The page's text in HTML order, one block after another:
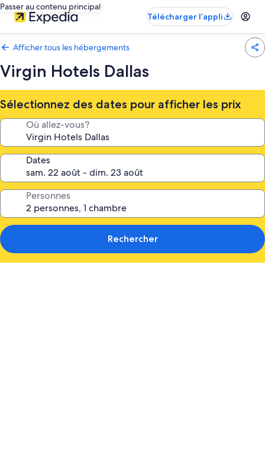
Passer au contenu principal
Télécharger l’appli
Afficher tous les hébergements
Virgin Hotels Dallas
Sélectionnez des dates pour afficher les prix
Où allez-vous?
Dates
Personnes
Rechercher